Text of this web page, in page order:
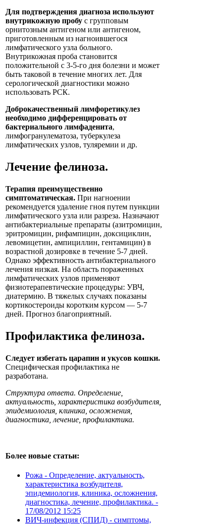
Для подтверждения диагноза используют
внутрикожную пробу с групповым
орнитозным антигеном или антигеном,
приготовленным из нагноившегося
лимфатического узла больного.
Внутрикожная проба становится
положительной с 3-5-го дня болезни и может
быть таковой в течение многих лет. Для
серологической диагностики можно
использовать РСК.
Доброкачественный лимфоретикулез
необходимо дифференцировать от
бактериального лимфаденита,
лимфогранулематоза, туберкулеза
лимфатических узлов, туляремии и др.
Лечение фелиноза.
Терапия преимущественно
симптоматическая. При нагноении
рекомендуется удаление гноя путем пункции
лимфатического узла или разреза. Назначают
антибактериальные препараты (азитромицин,
эритромицин, рифампицин, доксициклин,
левомицетин, ампициллин, гентамицин) в
возрастной дозировке в течение 5-7 дней.
Однако эффективность антибактериального
лечения низкая. На область пораженных
лимфатических узлов применяют
физиотерапевтические процедуры: УВЧ,
диатермию. В тяжелых случаях показаны
кортикостероиды коротким курсом — 5-7
дней. Прогноз благоприятный.
Профилактика фелиноза.
Следует избегать царапин и укусов кошки.
Специфическая профилактика не
разработана.
Структура ответа. Определение,
актуальность, характеристика возбудителя,
эпидемиология, клиника, осложнения,
диагностика, лечение, профилактика.
Более новые статьи:
Рожа - Определение, актуальность,
характеристика возбудителя,
эпидемиология, клиника, осложнения,
диагностика, лечение, профилактика. -
17/08/2012 15:25
ВИЧ-инфекция (СПИД) - симптомы,